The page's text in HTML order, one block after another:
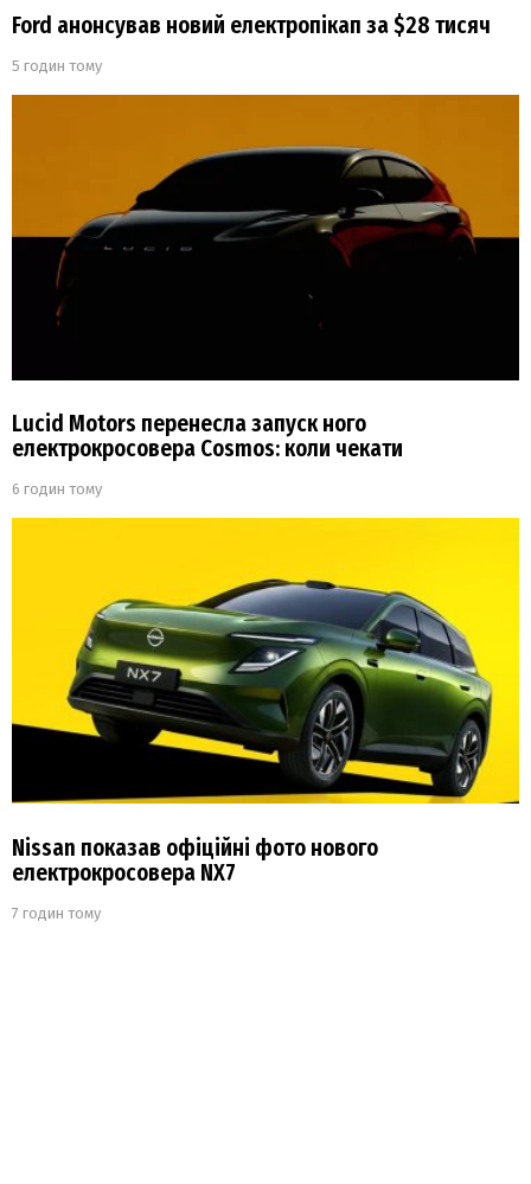
Ford анонсував новий електропікап за $28 тисяч
5 годин тому
Lucid Motors перенесла запуск ного
електрокросовера Cosmos: коли чекати
6 годин тому
Nissan показав офіційні фото нового
електрокросовера NX7
7 годин тому